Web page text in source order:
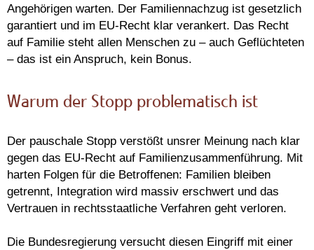
Angehörigen warten. Der Familiennachzug ist gesetzlich
garantiert und im EU‑Recht klar verankert. Das Recht
auf Familie steht allen Menschen zu – auch Geflüchteten
– das ist ein Anspruch, kein Bonus.
Warum der Stopp problematisch ist
Der pauschale Stopp verstößt unsrer Meinung nach klar
gegen das EU‑Recht auf Familienzusammenführung. Mit
harten Folgen für die Betroffenen: Familien bleiben
getrennt, Integration wird massiv erschwert und das
Vertrauen in rechtsstaatliche Verfahren geht verloren.
Die Bundesregierung versucht diesen Eingriff mit einer